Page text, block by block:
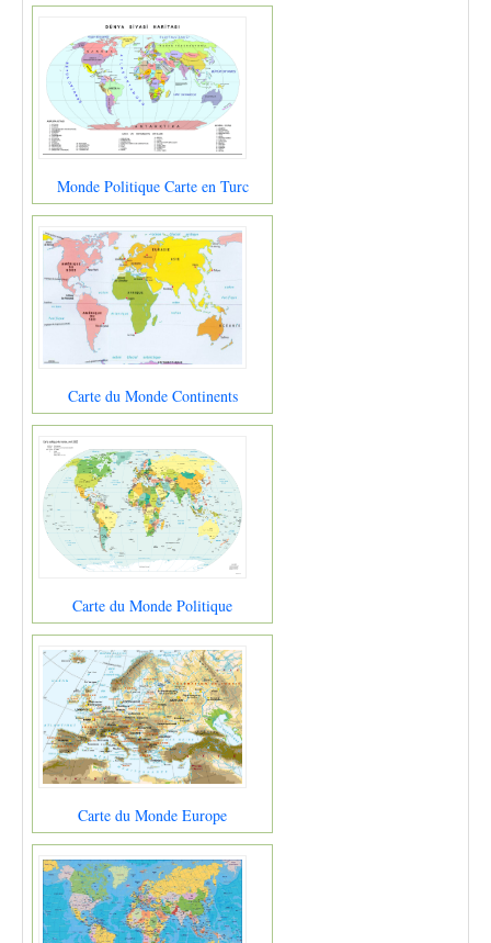
Monde Politique Carte en Turc
Carte du Monde Continents
Carte du Monde Politique
Carte du Monde Europe